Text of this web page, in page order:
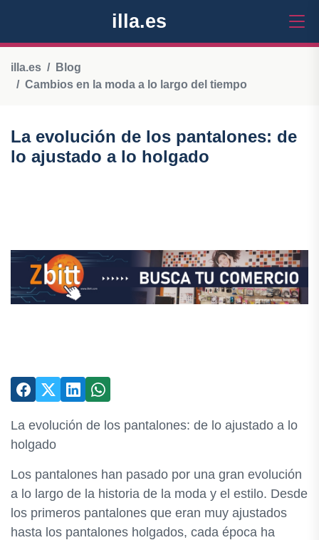
illa.es
illa.es
Blog
Cambios en la moda a lo largo del tiempo
La evolución de los pantalones: de
lo ajustado a lo holgado
La evolución de los pantalones: de lo ajustado a lo
holgado
Los pantalones han pasado por una gran evolución
a lo largo de la historia de la moda y el estilo. Desde
los primeros pantalones que eran muy ajustados
hasta los pantalones holgados, cada época ha